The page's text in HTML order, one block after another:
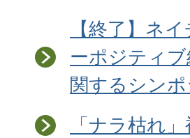
【終了】ネ
ーポジティ
関するシン
「ナラ枯れ